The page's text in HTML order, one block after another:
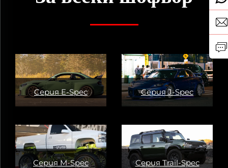
Серия E-Spec Серия J-Spec
Серия M-Spec Серия Trail-Spec